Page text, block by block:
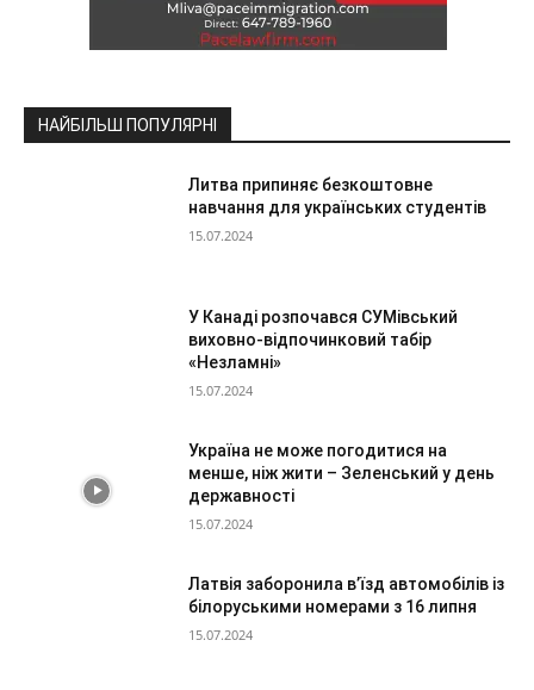
НАЙБІЛЬШ ПОПУЛЯРНІ
Литва припиняє безкоштовне
навчання для українських студентів
15.07.2024
У Канаді розпочався СУМівський
виховно-відпочинковий табір
«Незламні»
15.07.2024
Україна не може погодитися на
менше, ніж жити – Зеленський у день
державності
15.07.2024
Латвія заборонила в’їзд автомобілів із
білоруськими номерами з 16 липня
15.07.2024